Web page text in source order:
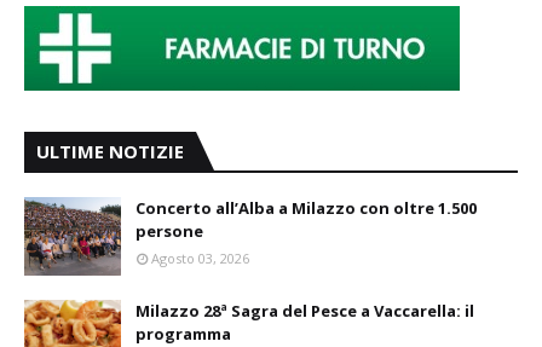
ULTIME NOTIZIE
Concerto all’Alba a Milazzo con oltre 1.500
persone
Agosto 03, 2026
Milazzo 28ª Sagra del Pesce a Vaccarella: il
programma